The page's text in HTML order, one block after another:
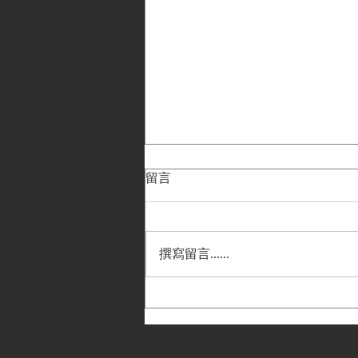
司「軍人世界大戰地圖與勳獎
留言
撰寫留言......